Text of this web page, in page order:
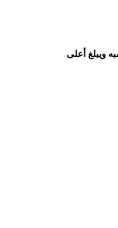
ويبلغ أعلى